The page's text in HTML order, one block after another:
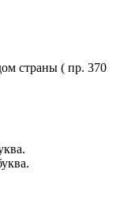
страны ( пр. 370